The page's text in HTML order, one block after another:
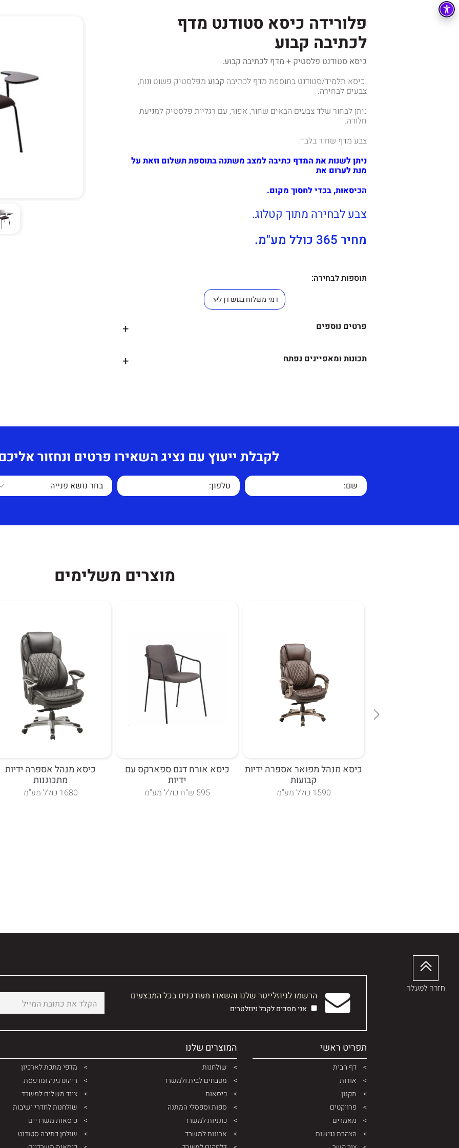
פלורידה כיסא סטודנט מדף
לכתיבה קבוע
כיסא סטודנט פלסטיק + מדף לכתיבה קבוע.
כיסא תלמיד/סטודנט בתוספת מדף לכתיבה קבועמפלסטיק פשוט ונוח,
צבעים לבחירה.
ניתן לבחור שלד צבעים הבאים שחור, אפור, עם רגליות פלסטיק למניעת
חלודה.
צבע מדף שחור בלבד.
ניתן לשנות את המדף כתיבה למצב משתנה בתוספת תשלום וזאת על
מנת לערום את
הכיסאות, בכדי לחסוך מקום.
צבע לבחירה מתוך קטלוג.
מחיר 365 כולל מע"מ.
תוספות לבחירה:
פרטים נוספים
+
תכונות ומאפיינים נפתח
+
הנוחות, המאפשר ישיבה
שלד מתכת חזק ואמין, כיסא גב מושב פלסטיק איכותי.
הכיסא מיועד למוסדות לימודיים, קליניקות חדרי
מיוצר בישראל.
לקבלת ייעוץ עם נציג השאירו פרטים ונחזור
מוצרים משלימים
כיסא מנהל מפואר אספרה ידיות
קבועות
1590 כולל מע"מ
כיסא אורח דגם ספארקס עם
ידיות
595 ש"ח כולל מע"מ
כיסא מנהל אספרה ידיות
מתכוננות
1680 כולל מע"מ
חזרה למעלה
הרשמו לניוזלייטר שלנו והשארו מעודכנים בכל המבצעים
אני מסכים לקבל ניוזלטרים
תפריט ראשי
דף הבית
אודות
תקנון
פרויקטים
מאמרים
הצהרת נגישות
המוצרים שלנו
שולחנות
מטבחים לבית ולמשרד
כיסאות
ספות וספסלי המתנה
כונניות למשרד
ארונות למשרד
מדפי מתכת לארכיון
ריהוט גינה ומרפסת
ציוד משלים למשרד
שולחנות לחדרי ישיבות
כיסאות משרדיים
שולחן כתיבה סטודנט